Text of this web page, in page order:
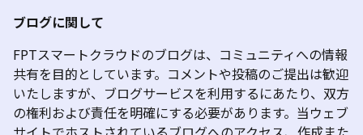
ブログに関して
FPTスマートクラウドのブログは、コミュニティへの情報
共有を目的としています。コメントや投稿のご提出は歓迎
いたしますが、ブログサービスを利用するにあたり、双方
の権利および責任を明確にする必要があります。当ウェブ